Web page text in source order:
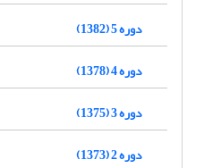
دوره 5 (1382)
دوره 4 (1378)
دوره 3 (1375)
دوره 2 (1373)